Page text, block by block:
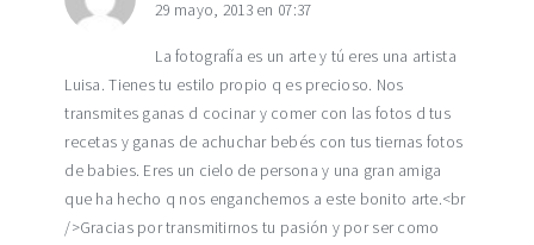
29 mayo, 2013 en 07:37
La fotografía es un arte y tú eres una artista
Luisa. Tienes tu estilo propio q es precioso. Nos
transmites ganas d cocinar y comer con las fotos d tus
recetas y ganas de achuchar bebés con tus tiernas fotos
de babies. Eres un cielo de persona y una gran amiga
que ha hecho q nos enganchemos a este bonito arte.<br
/>Gracias por transmitirnos tu pasión y por ser como